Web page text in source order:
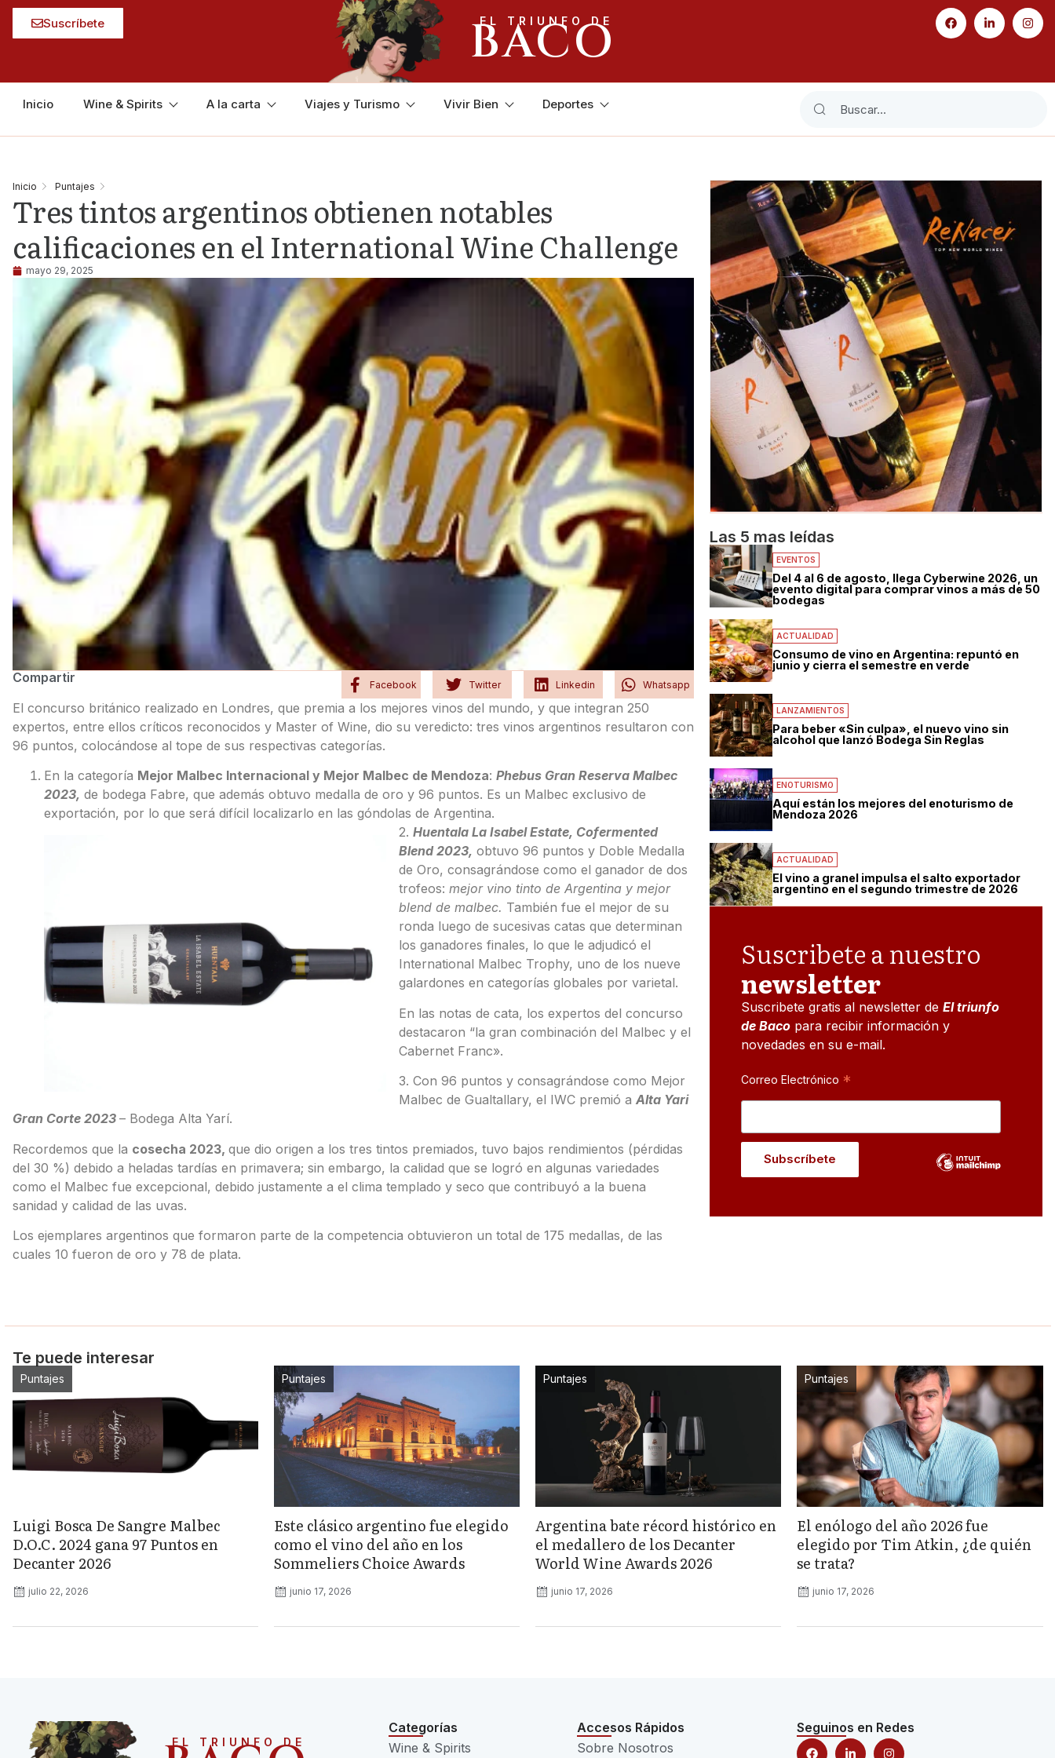
Suscríbete EL TRIUNFO DE
BACO
Inicio Wine & Spirits A la carta Viajes y Turismo Vivir Bien Deportes
Inicio Puntajes
Tres tintos argentinos obtienen notables
calificaciones en el International Wine Challenge
mayo 29, 2025
Compartir Facebook Twitter Linkedin Whatsapp
El concurso británico realizado en Londres, que premia a los mejores vinos del mundo, y que integran 250
expertos, entre ellos críticos reconocidos y Master of Wine, dio su veredicto: tres vinos argentinos resultaron con
96 puntos, colocándose al tope de sus respectivas categorías.
En la categoría Mejor Malbec Internacional y Mejor Malbec de Mendoza: Phebus Gran Reserva Malbec
2023, de bodega Fabre, que además obtuvo medalla de oro y 96 puntos. Es un Malbec exclusivo de
exportación, por lo que será difícil localizarlo en las góndolas de Argentina.
2. Huentala La Isabel Estate, Cofermented
Blend 2023, obtuvo 96 puntos y Doble Medalla
de Oro, consagrándose como el ganador de dos
trofeos: mejor vino tinto de Argentina y mejor
blend de malbec. También fue el mejor de su
ronda luego de sucesivas catas que determinan
los ganadores finales, lo que le adjudicó el
International Malbec Trophy, uno de los nueve
galardones en categorías globales por varietal.
En las notas de cata, los expertos del concurso
destacaron “la gran combinación del Malbec y el
Cabernet Franc».
3. Con 96 puntos y consagrándose como Mejor
Malbec de Gualtallary, el IWC premió a Alta Yari
Gran Corte 2023 – Bodega Alta Yarí.
Recordemos que la cosecha 2023, que dio origen a los tres tintos premiados, tuvo bajos rendimientos (pérdidas
del 30 %) debido a heladas tardías en primavera; sin embargo, la calidad que se logró en algunas variedades
como el Malbec fue excepcional, debido justamente a el clima templado y seco que contribuyó a la buena
sanidad y calidad de las uvas.
Los ejemplares argentinos que formaron parte de la competencia obtuvieron un total de 175 medallas, de las
cuales 10 fueron de oro y 78 de plata.
Las 5 mas leídas
EVENTOS
Del 4 al 6 de agosto, llega Cyberwine 2026, un
evento digital para comprar vinos a más de 50
bodegas
ACTUALIDAD
Consumo de vino en Argentina: repuntó en
junio y cierra el semestre en verde
LANZAMIENTOS
Para beber «Sin culpa», el nuevo vino sin
alcohol que lanzó Bodega Sin Reglas
ENOTURISMO
Aquí están los mejores del enoturismo de
Mendoza 2026
ACTUALIDAD
El vino a granel impulsa el salto exportador
argentino en el segundo trimestre de 2026
Suscribete a nuestro
newsletter
Suscribete gratis al newsletter deEl triunfo
de Baco para recibir información y
novedades en su e-mail.
Correo Electrónico *
Te puede interesar
Puntajes
Luigi Bosca De Sangre Malbec
D.O.C. 2024 gana 97 Puntos en
Decanter 2026
julio 22, 2026
Puntajes
Este clásico argentino fue elegido
como el vino del año en los
Sommeliers Choice Awards
junio 17, 2026
Puntajes
Argentina bate récord histórico en
el medallero de los Decanter
World Wine Awards 2026
junio 17, 2026
Puntajes
El enólogo del año 2026 fue
elegido por Tim Atkin, ¿de quién
se trata?
junio 17, 2026
EL TRIUNFO DE
Categorías
Wine & Spirits
Accesos Rápidos
Sobre Nosotros
Seguinos en Redes